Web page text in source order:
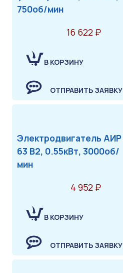
750об/мин
16 622 ₽
В КОРЗИНУ
ОТПРАВИТЬ ЗАЯВКУ
Электродвигатель АИР
63 В2, 0.55кВт, 3000об/
мин
4 952 ₽
В КОРЗИНУ
ОТПРАВИТЬ ЗАЯВКУ